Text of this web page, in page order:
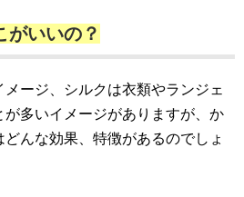
いいの？
ージ、シルクは衣類やランジェ
が多いイメージがありますが、か
んな効果、特徴があるのでしょ